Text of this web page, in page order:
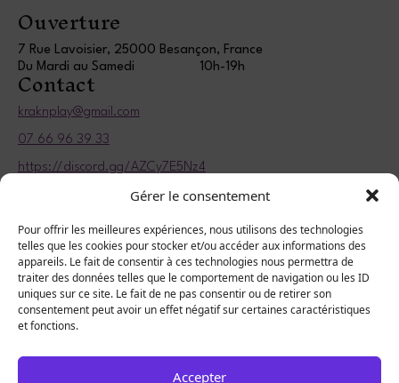
Gérer le consentement
Pour offrir les meilleures expériences, nous utilisons des technologies
telles que les cookies pour stocker et/ou accéder aux informations des
appareils. Le fait de consentir à ces technologies nous permettra de
traiter des données telles que le comportement de navigation ou les ID
uniques sur ce site. Le fait de ne pas consentir ou de retirer son
consentement peut avoir un effet négatif sur certaines caractéristiques
et fonctions.
Accepter
Ouverture
7 Rue Lavoisier, 25000 Besançon, France
Du Mardi au Samedi
10h-19h
Contact
kraknplay@gmail.com
07 66 96 39 33
https://discord.gg/AZCy7E5Nz4
Informations légales
Politique de confidentialité
Mentions légales